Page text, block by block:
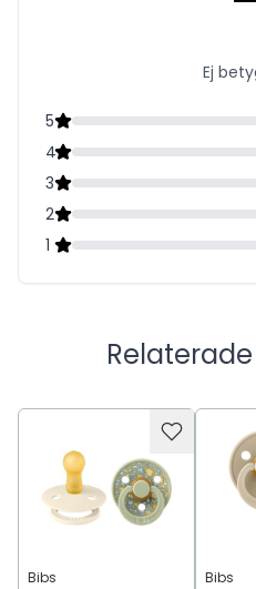
Ej
5
4
3
2
1
Bibs Bibs